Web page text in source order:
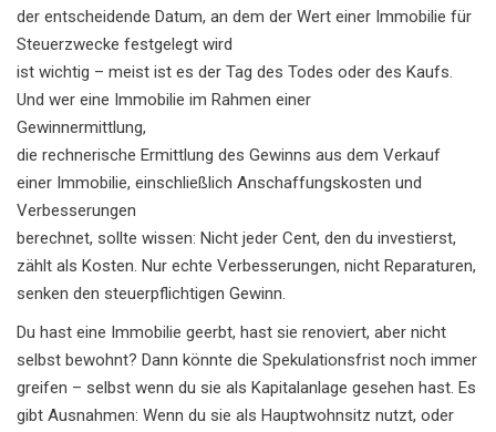
der entscheidende Datum, an dem der Wert einer Immobilie für
Steuerzwecke festgelegt wird
ist wichtig – meist ist es der Tag des Todes oder des Kaufs.
Und wer eine Immobilie im Rahmen einer
Gewinnermittlung,
die rechnerische Ermittlung des Gewinns aus dem Verkauf
einer Immobilie, einschließlich Anschaffungskosten und
Verbesserungen
berechnet, sollte wissen: Nicht jeder Cent, den du investierst,
zählt als Kosten. Nur echte Verbesserungen, nicht Reparaturen,
senken den steuerpflichtigen Gewinn.
Du hast eine Immobilie geerbt, hast sie renoviert, aber nicht
selbst bewohnt? Dann könnte die Spekulationsfrist noch immer
greifen – selbst wenn du sie als Kapitalanlage gesehen hast. Es
gibt Ausnahmen: Wenn du sie als Hauptwohnsitz nutzt, oder